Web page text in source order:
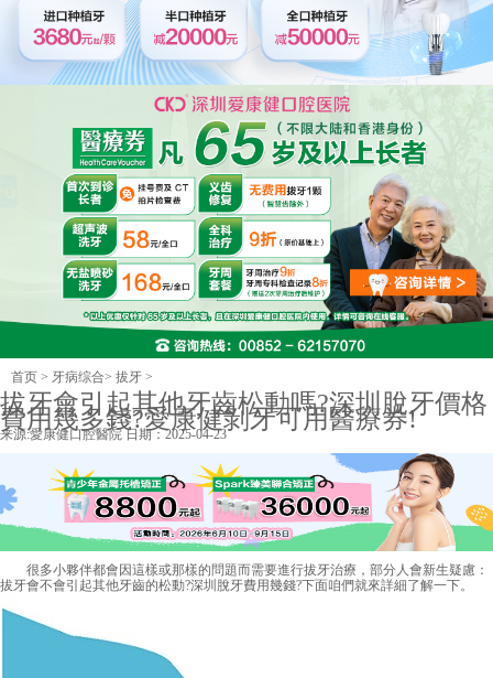
首页 > 牙病综合> 拔牙 >
拔牙會引起其他牙齒松動嗎?深圳脫牙價格
費用幾多錢?愛康健剝牙可用醫療券!
来源:愛康健口腔醫院日期：2025-04-23
很多小夥伴都會因這樣或那樣的問題而需要進行拔牙治療，部分人會新生疑慮：
拔牙會不會引起其他牙齒的松動?深圳脫牙費用幾錢?下面咱們就來詳細了解一下。